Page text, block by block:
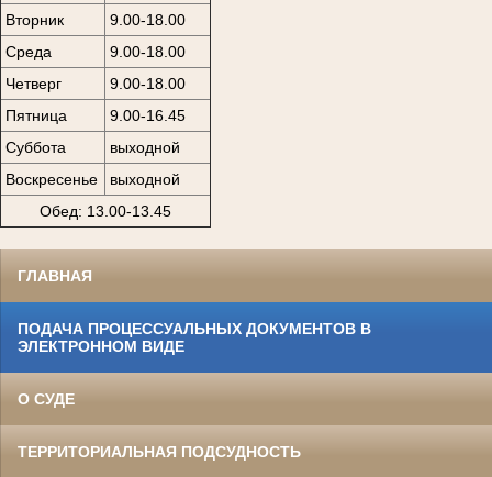
Вторник
9.00-18.00
Среда
9.00-18.00
Четверг
9.00-18.00
Пятница
9.00-16.45
Суббота
выходной
Воскресенье
выходной
Обед: 13.00-13.45
ГЛАВНАЯ
ПОДАЧА ПРОЦЕССУАЛЬНЫХ ДОКУМЕНТОВ В
ЭЛЕКТРОННОМ ВИДЕ
О СУДЕ
ТЕРРИТОРИАЛЬНАЯ ПОДСУДНОСТЬ